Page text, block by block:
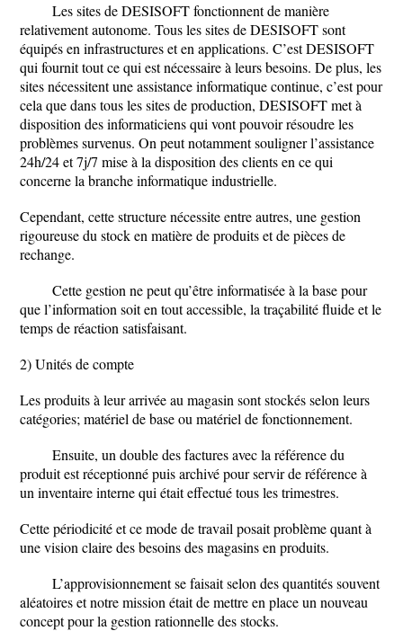
Les sites de DESISOFT fonctionnent de manière
relativement autonome. Tous les sites de DESISOFT sont
équipés en infrastructures et en applications. C’est DESISOFT
qui fournit tout ce qui est nécessaire à leurs besoins. De plus, les
sites nécessitent une assistance informatique continue, c’est pour
cela que dans tous les sites de production, DESISOFT met à
disposition des informaticiens qui vont pouvoir résoudre les
problèmes survenus. On peut notamment souligner l’assistance
24h/24 et 7j/7 mise à la disposition des clients en ce qui
concerne la branche informatique industrielle.
Cependant, cette structure nécessite entre autres, une gestion
rigoureuse du stock en matière de produits et de pièces de
rechange.
Cette gestion ne peut qu’être informatisée à la base pour
que l’information soit en tout accessible, la traçabilité fluide et le
temps de réaction satisfaisant.
2) Unités de compte
Les produits à leur arrivée au magasin sont stockés selon leurs
catégories; matériel de base ou matériel de fonctionnement.
Ensuite, un double des factures avec la référence du
produit est réceptionné puis archivé pour servir de référence à
un inventaire interne qui était effectué tous les trimestres.
Cette périodicité et ce mode de travail posait problème quant à
une vision claire des besoins des magasins en produits.
L’approvisionnement se faisait selon des quantités souvent
aléatoires et notre mission était de mettre en place un nouveau
concept pour la gestion rationnelle des stocks.